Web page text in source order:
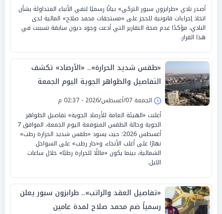
أصدر نادي «طرابزون سبور التركي» بيانًا رسميًا لنفي الأنباء المتداولة بشأن
اتخاذ إجراءات قانونية للحجز على «مستحقات محمد صلاح» المالية لدى
النادي، مؤكدًا عدم صحة التقارير التي أدعت وجود ديون سابقة تسببت في
هذا القرار.
«طقس شديد الحرارة».. «الأرصاد» تكشف
التفاصيل والظواهر الجوية اليوم الجمعة
الجمعة 07/أغسطس/2026 - 02:37 م
أعلنت «الهيئة العامة للأرصاد الجوية» تفاصيل الظواهر
الجوية وحالة الطقس المتوقعة اليوم الجمعة، الموافق 7
أغسطس 2026؛ حيث يسود «طقس شديد الحرارة رطب»
نهارًا على أغلب الأنحاء، و«حار رطب» على السواحل
الشمالية، بينما يكون «مائلًا للحرارة رطبًا» خلال ساعات
الليل.
«تفاصيل العقد والراتب».. طرابزون سبور يعلن
رسمياً ضم محمد صلاح لمدة عامين